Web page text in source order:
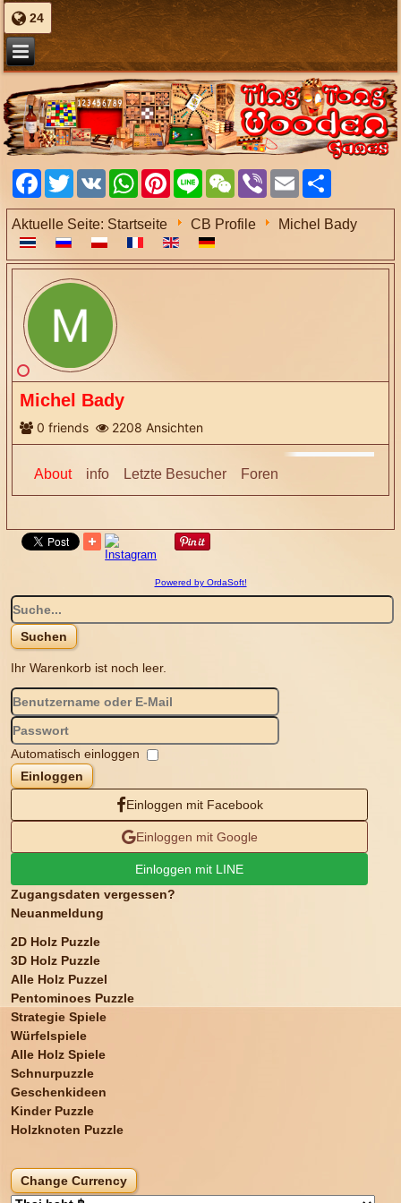
24
Facebook
TwitterVK WhatsAppPinterest
Line WeChatViber Email
Aktuelle Seite: Startseite CB Profile Michel Bady
Michel Bady
friends
0 Ansichten
2208
About info Letzte Besucher Foren
Powered by OrdaSoft!
Ihr Warenkorb ist noch leer.
Automatisch einloggen
Einloggen
Einloggen mit Facebook
Einloggen mit Google
Einloggen mit LINE
Zugangsdaten vergessen?
Neuanmeldung
2D Holz Puzzle
3D Holz Puzzle
Alle Holz Puzzel
Pentominoes Puzzle
Strategie Spiele
Würfelspiele
Alle Holz Spiele
Schnurpuzzle
Geschenkideen
Kinder Puzzle
Holzknoten Puzzle